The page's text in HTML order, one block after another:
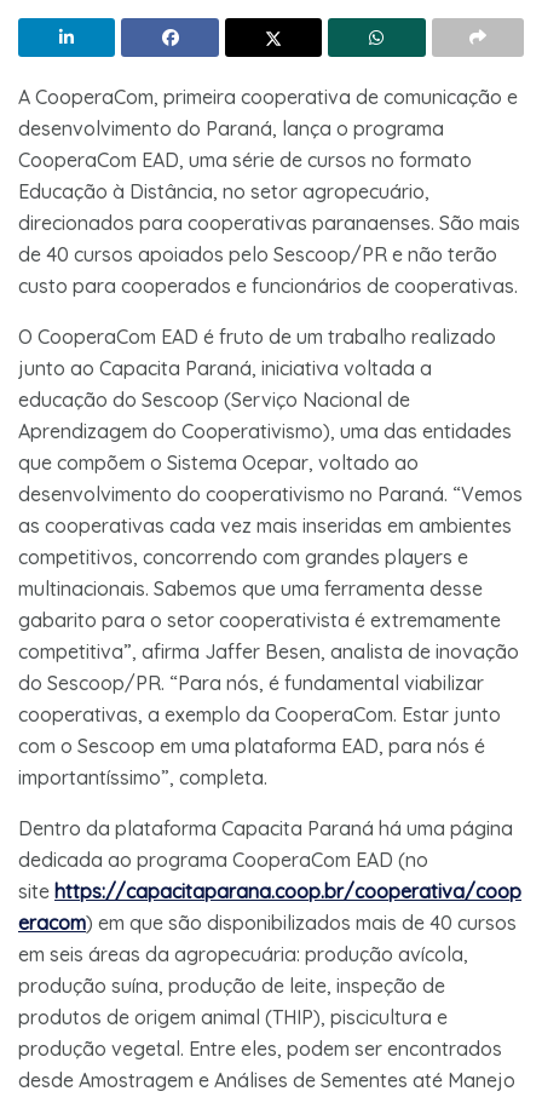
A CooperaCom, primeira cooperativa de comunicação e
desenvolvimento do Paraná, lança o programa
CooperaCom EAD, uma série de cursos no formato
Educação à Distância, no setor agropecuário,
direcionados para cooperativas paranaenses. São mais
de 40 cursos apoiados pelo Sescoop/PR e não terão
custo para cooperados e funcionários de cooperativas.
O CooperaCom EAD é fruto de um trabalho realizado
junto ao Capacita Paraná, iniciativa voltada a
educação do Sescoop (Serviço Nacional de
Aprendizagem do Cooperativismo), uma das entidades
que compõem o Sistema Ocepar, voltado ao
desenvolvimento do cooperativismo no Paraná. “Vemos
as cooperativas cada vez mais inseridas em ambientes
competitivos, concorrendo com grandes players e
multinacionais. Sabemos que uma ferramenta desse
gabarito para o setor cooperativista é extremamente
competitiva”, afirma Jaffer Besen, analista de inovação
do Sescoop/PR. “Para nós, é fundamental viabilizar
cooperativas, a exemplo da CooperaCom. Estar junto
com o Sescoop em uma plataforma EAD, para nós é
importantíssimo”, completa.
Dentro da plataforma Capacita Paraná há uma página
dedicada ao programa CooperaCom EAD (no
site https://capacitaparana.coop.br/cooperativa/coop
eracom) em que são disponibilizados mais de 40 cursos
em seis áreas da agropecuária: produção avícola,
produção suína, produção de leite, inspeção de
produtos de origem animal (THIP), piscicultura e
produção vegetal. Entre eles, podem ser encontrados
desde Amostragem e Análises de Sementes até Manejo